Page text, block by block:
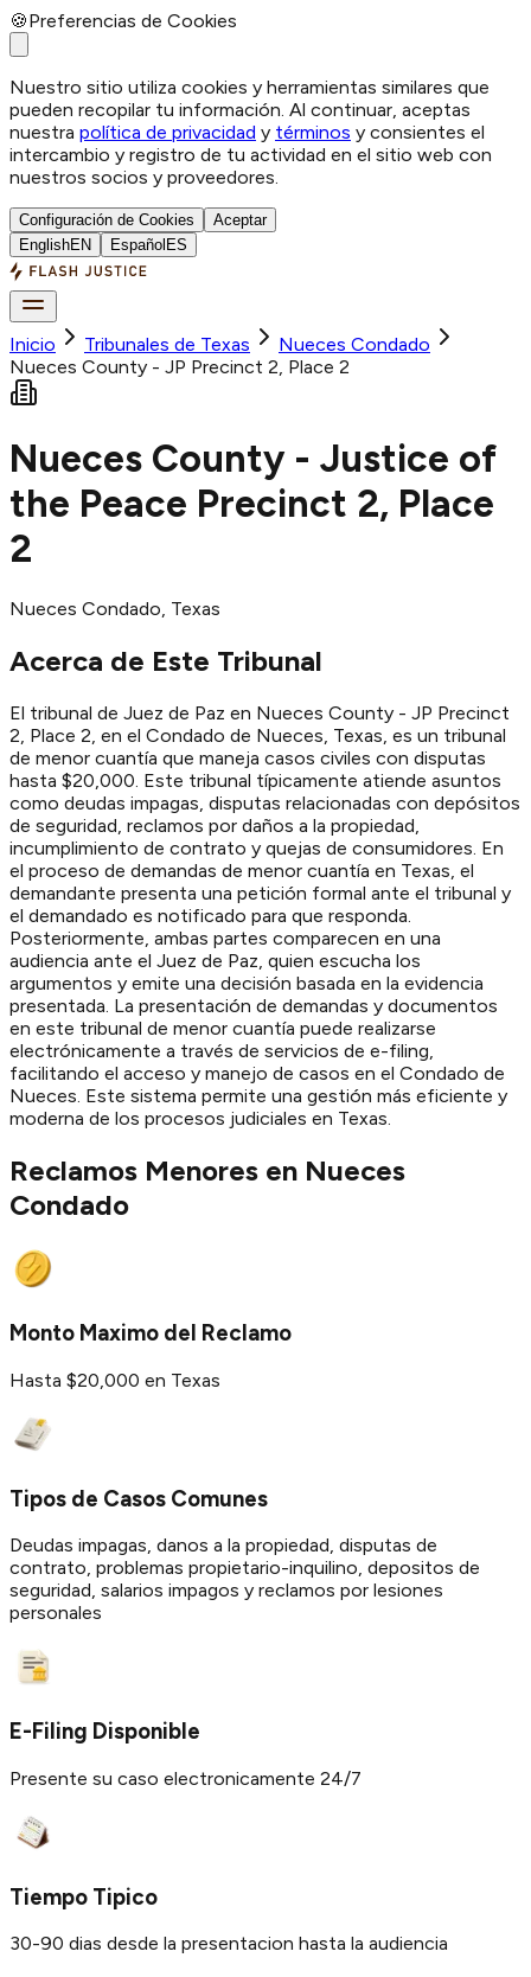
🍪Preferencias de Cookies
Nuestro sitio utiliza cookies y herramientas similares que
pueden recopilar tu información. Al continuar, aceptas
nuestra política de privacidad y términos y consientes el
intercambio y registro de tu actividad en el sitio web con
nuestros socios y proveedores.
Configuración de Cookies
Aceptar
EnglishEN Español ES
Inicio Tribunales de Texas Nueces Condado
Nueces County - JP Precinct 2, Place 2
Nueces County - Justice of
the Peace Precinct 2, Place
2
Nueces Condado, Texas
Acerca de Este Tribunal
El tribunal de Juez de Paz en Nueces County - JP Precinct
2, Place 2, en el Condado de Nueces, Texas, es un tribunal
de menor cuantía que maneja casos civiles con disputas
hasta $20,000. Este tribunal típicamente atiende asuntos
como deudas impagas, disputas relacionadas con depósitos
de seguridad, reclamos por daños a la propiedad,
incumplimiento de contrato y quejas de consumidores. En
el proceso de demandas de menor cuantía en Texas, el
demandante presenta una petición formal ante el tribunal y
el demandado es notificado para que responda.
Posteriormente, ambas partes comparecen en una
audiencia ante el Juez de Paz, quien escucha los
argumentos y emite una decisión basada en la evidencia
presentada. La presentación de demandas y documentos
en este tribunal de menor cuantía puede realizarse
electrónicamente a través de servicios de e-filing,
facilitando el acceso y manejo de casos en el Condado de
Nueces. Este sistema permite una gestión más eficiente y
moderna de los procesos judiciales en Texas.
Reclamos Menores en Nueces
Condado
Monto Maximo del Reclamo
Hasta $20,000 en Texas
Tipos de Casos Comunes
Deudas impagas, danos a la propiedad, disputas de
contrato, problemas propietario-inquilino, depositos de
seguridad, salarios impagos y reclamos por lesiones
personales
E-Filing Disponible
Presente su caso electronicamente 24/7
Tiempo Tipico
30-90 dias desde la presentacion hasta la audiencia